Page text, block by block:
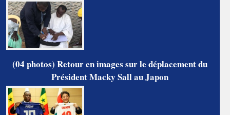
(04 photos) Retour en images sur le déplacement du
Président Macky Sall au Japon